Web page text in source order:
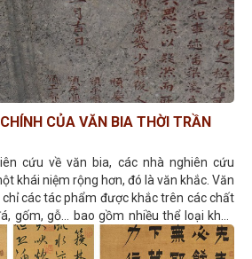
CỦA VĂN BIA THỜI TRẦN
cứu về văn bia, các nhà nghiên cứu
khái niệm rộng hơn, đó là văn khắc. Văn
các tác phẩm được khắc trên các chất
gốm, gỗ... bao gồm nhiều thể loại khác
thơ, một câu đối, hoặc giả có thể là một
khắc gợi mở về trạng huống tồn tại,